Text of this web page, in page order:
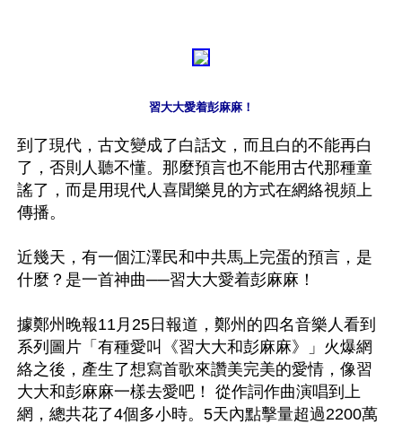
習大大愛着彭麻麻！
到了現代，古文變成了白話文，而且白的不能再白
了，否則人聽不懂。那麼預言也不能用古代那種童
謠了，而是用現代人喜聞樂見的方式在網絡視頻上
傳播。
近幾天，有一個江澤民和中共馬上完蛋的預言，是
什麼？是一首神曲──習大大愛着彭麻麻！
據鄭州晚報11月25日報道，鄭州的四名音樂人看到
系列圖片「有種愛叫《習大大和彭麻麻》」火爆網
絡之後，產生了想寫首歌來讚美完美的愛情，像習
大大和彭麻麻一樣去愛吧！ 從作詞作曲演唱到上
網，總共花了4個多小時。5天內點擊量超過2200萬